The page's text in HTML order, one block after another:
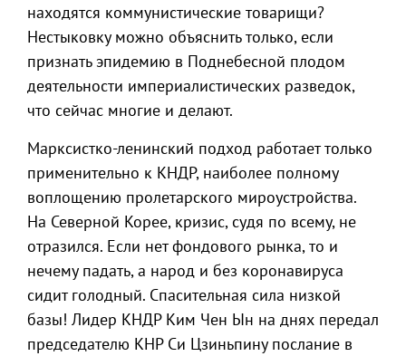
находятся коммунистические товарищи?
Нестыковку можно объяснить только, если
признать эпидемию в Поднебесной плодом
деятельности империалистических разведок,
что сейчас многие и делают.
Марксистко-ленинский подход работает только
применительно к КНДР, наиболее полному
воплощению пролетарского мироустройства.
На Северной Корее, кризис, судя по всему, не
отразился. Если нет фондового рынка, то и
нечему падать, а народ и без коронавируса
сидит голодный. Спасительная сила низкой
базы! Лидер КНДР Ким Чен Ын на днях передал
председателю КНР Си Цзиньпину послание в